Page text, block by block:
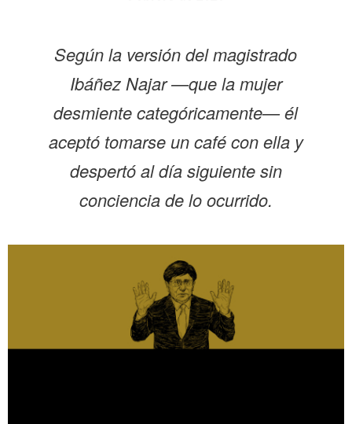
Según la versión del magistrado
Ibáñez Najar —que la mujer
desmiente categóricamente— él
aceptó tomarse un café con ella y
despertó al día siguiente sin
conciencia de lo ocurrido.